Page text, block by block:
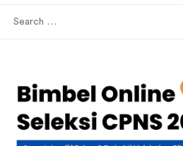
Search